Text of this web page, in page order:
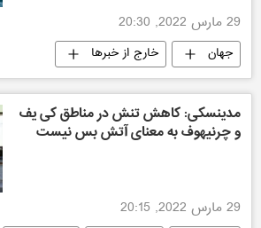
29 مارس 2022, 20:30
جهان خارج از خبرها
مدینسکی: کاهش تنش در مناطق کی یف
و چرنیهوف به معنای آتش‌ بس نیست
29 مارس 2022, 20:15